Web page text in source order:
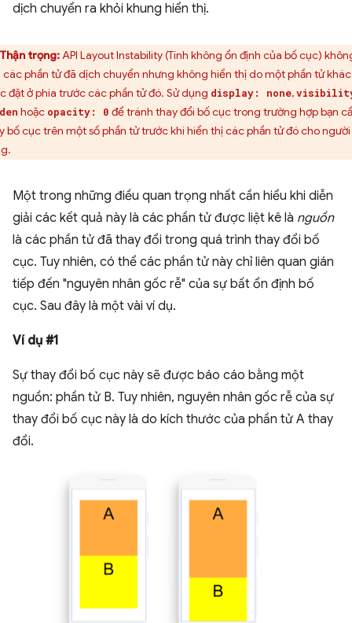
dịch chuyển ra khỏi khung hiển thị.
Thận trọng:API Layout Instability (Tính không ổn định của bố cục)
các phần tử đã dịch chuyển nhưng không hiển thị do một phần tử khác
đặt ở phía trước các phần tử đó. Sử dụng display: none,
hoặc opacity: 0 để tránh thay đổi bố cục trong trường hợp bạn
bố cục trên một số phần tử trước khi hiển thị các phần tử đó cho người
Một trong những điều quan trọng nhất cần hiểu khi diễn
giải các kết quả này là các phần tử được liệt kê là nguồn
là các phần tử đã thay đổi trong quá trình thay đổi bố
cục. Tuy nhiên, có thể các phần tử này chỉ liên quan gián
tiếp đến "nguyên nhân gốc rễ" của sự bất ổn định bố
cục. Sau đây là một vài ví dụ.
Ví dụ #1
Sự thay đổi bố cục này sẽ được báo cáo bằng một
nguồn: phần tử B. Tuy nhiên, nguyên nhân gốc rễ của sự
thay đổi bố cục này là do kích thước của phần tử A thay
đổi.